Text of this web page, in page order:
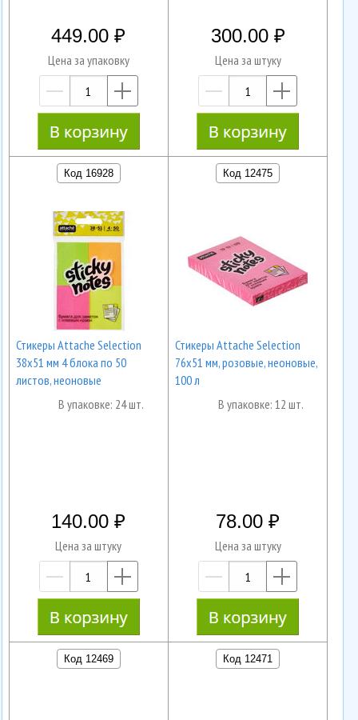
449.00
Цена за упаковку
—
300.00
Цена за штуку
—
Код 16928
Стикеры Attache Selection
38х51 мм 4 блока по 50
листов, неоновые
В упаковке: 24 шт.
140.00
Цена за штуку
—
Код 12475
Стикеры Attache Selection
76x51 мм, розовые, неоновые,
100 л
В упаковке: 12 шт.
78.00
Цена за штуку
—
Код 12469 Код 12471